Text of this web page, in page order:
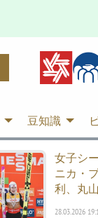
豆知識
女子シ
ニカ・
利、丸
28.03.2026